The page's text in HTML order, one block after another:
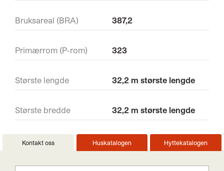
Bruksareal (BRA) 387,2
Primærrom (P-rom) 323
Største lengde 32,2 m største lengde
Største bredde 32,2 m største lengde
Kontakt oss Huskatalogen Hyttekatalogen